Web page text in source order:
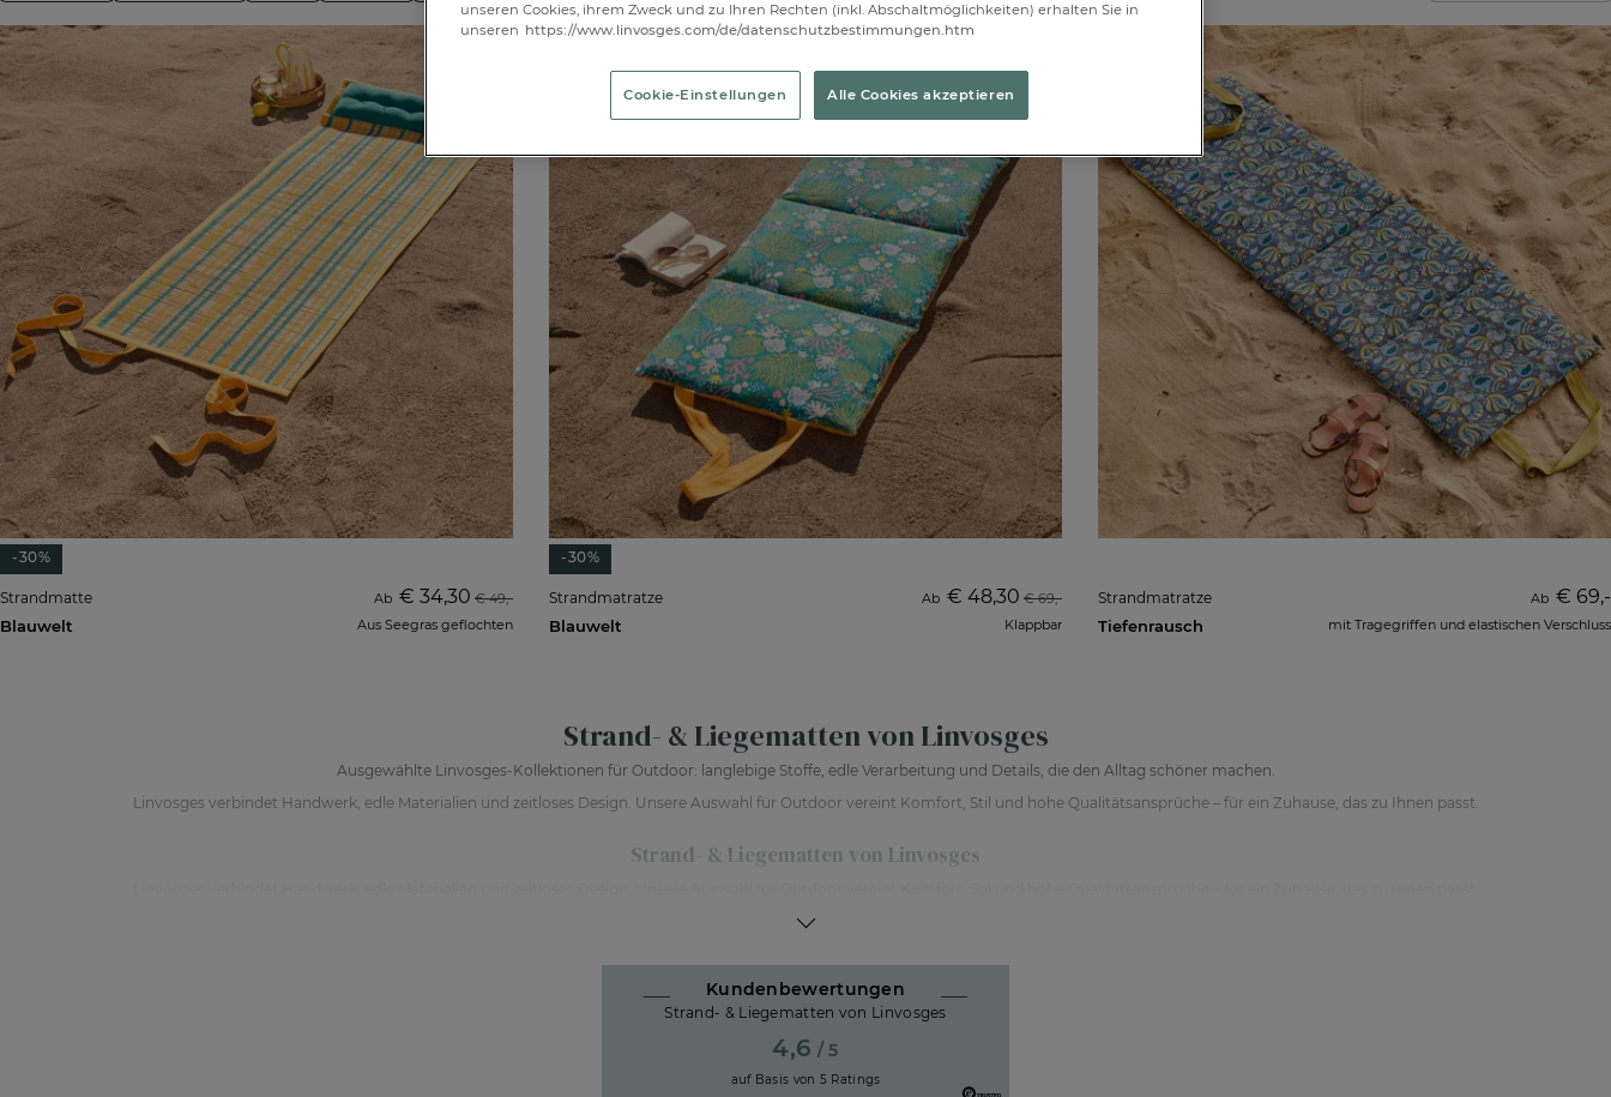
-30%
Strandmatte
Blauwelt
Ab € 34,30 € 49,-
Aus Seegras geflochten
-30%
Strandmatratze
Blauwelt
Ab € 48,30 € 69,-
Klappbar
Strandmatratze
Tiefenrausch
Ab € 69,-
mit Tragegriffen und elastischen Verschluss
Strand- & Liegematten von Linvosges
Ausgewählte Linvosges-Kollektionen für Outdoor: langlebige Stoffe, edle Verarbeitung und Details, die den Alltag schöner machen.
Linvosges verbindet Handwerk, edle Materialien und zeitloses Design. Unsere Auswahl für Outdoor vereint Komfort, Stil und hohe Qualitätsansprüche – für ein Zuhause, das zu Ihnen passt.
Strand- & Liegematten von Linvosges
Zeitloses Design, inspiriert von Frankreich
Komfort & Funktion vereint
Sorgfältig kuratierte Auswahl
Kundenbewertungen
Strand- & Liegematten von Linvosges
4,6 / 5
auf Basis von 5 Ratings
unseren Cookies, ihrem Zweck und zu Ihren Rechten (inkl. Abschaltmöglichkeiten) erhalten Sie in
unseren https://www.linvosges.com/de/datenschutzbestimmungen.htm
Cookie-Einstellungen Alle Cookies akzeptieren